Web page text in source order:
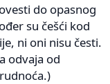
do opasnog
su češći kod
ni oni nisu česti.
odvaja od